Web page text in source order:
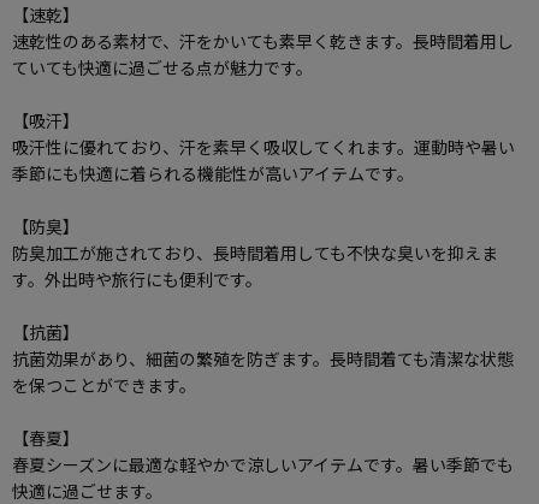
【速乾】
速乾性のある素材で、汗をかいても素早く乾きます。長時間着用し
ていても快適に過ごせる点が魅力です。
【吸汗】
吸汗性に優れており、汗を素早く吸収してくれます。運動時や暑い
季節にも快適に着られる機能性が高いアイテムです。
【防臭】
防臭加工が施されており、長時間着用しても不快な臭いを抑えま
す。外出時や旅行にも便利です。
【抗菌】
抗菌効果があり、細菌の繁殖を防ぎます。長時間着ても清潔な状態
を保つことができます。
【春夏】
春夏シーズンに最適な軽やかで涼しいアイテムです。暑い季節でも
快適に過ごせます。